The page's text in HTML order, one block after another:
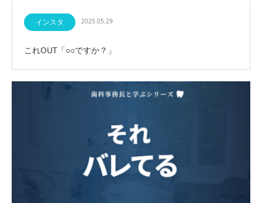
インスタ 2025.05.29
これOUT「○○ですか？」